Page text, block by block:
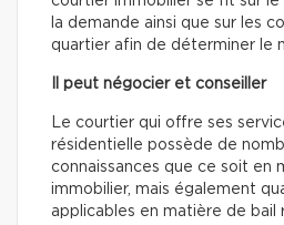
la demande ainsi que sur les
quartier afin de déterminer le
Il peut négocier et conseiller
Le courtier qui offre ses
résidentielle possède de
connaissances que ce soit en
immobilier, mais également
applicables en matière de bail